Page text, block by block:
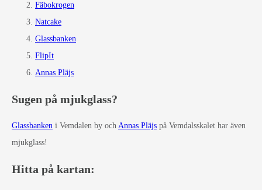
Fäbokrogen
Natcake
Glassbanken
FlipIt
Annas Pläjs
Sugen på mjukglass?
Glassbanken i Vemdalen by och Annas Pläjs på Vemdalsskalet har även
mjukglass!
Hitta på kartan: